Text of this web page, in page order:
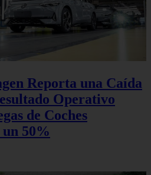
Reporta una Caída
Operativo
de Coches
50%